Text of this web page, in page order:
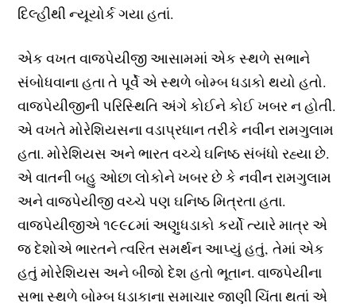
દિલ્હીથી ન્યૂયોર્ક ગયા હતાં.
એક વખત વાજપેયીજી આસામમાં એક સ્થળે સભાને
સંબોધવાના હતા તે પૂર્વે એ સ્થળે બોમ્બ ધડાકો થયો હતો.
વાજપેયીજીની પરિસ્થિતિ અંગે કોઈને કોઈ ખબર ન હોતી.
એ વખતે મોરેશિયસના વડાપ્રધાન તરીકે નવીન રામગુલામ
હતા. મોરેશિયસ અને ભારત વચ્ચે ઘનિષ્ઠ સંબંધો રહ્યા છે.
એ વાતની બહુ ઓછા લોકોને ખબર છે કે નવીન રામગુલામ
અને વાજપેયીજી વચ્ચે પણ ઘનિષ્ઠ મિત્રતા હતા.
વાજપેયીજીએ ૧૯૯૮માં અણુધડાકો કર્યો ત્યારે માત્ર એ
જ દેશોએ ભારતને ત્વરિત સમર્થન આપ્યું હતું, તેમાં એક
હતું મોરેશિયસ અને બીજો દેશ હતો ભૂતાન. વાજપેયીના
સભા સ્થળે બોમ્બ ધડાકાના સમાચાર જાણી ચિંતા થતાં એ